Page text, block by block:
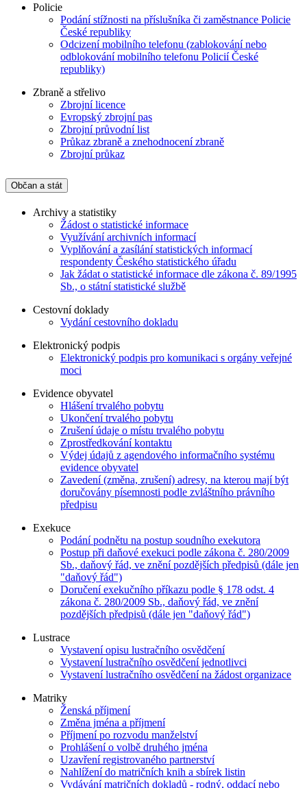
Policie
Podání stížnosti na příslušníka či zaměstnance Policie
České republiky
Odcizení mobilního telefonu (zablokování nebo
odblokování mobilního telefonu Policií České
republiky)
Zbraně a střelivo
Zbrojní licence
Evropský zbrojní pas
Zbrojní průvodní list
Průkaz zbraně a znehodnocení zbraně
Zbrojní průkaz
Občan a stát
Archivy a statistiky
Žádost o statistické informace
Využívání archivních informací
Vyplňování a zasílání statistických informací
respondenty Českého statistického úřadu
Jak žádat o statistické informace dle zákona č. 89/1995
Sb., o státní statistické službě
Cestovní doklady
Vydání cestovního dokladu
Elektronický podpis
Elektronický podpis pro komunikaci s orgány veřejné
moci
Evidence obyvatel
Hlášení trvalého pobytu
Ukončení trvalého pobytu
Zrušení údaje o místu trvalého pobytu
Zprostředkování kontaktu
Výdej údajů z agendového informačního systému
evidence obyvatel
Zavedení (změna, zrušení) adresy, na kterou mají být
doručovány písemnosti podle zvláštního právního
předpisu
Exekuce
Podání podnětu na postup soudního exekutora
Postup při daňové exekuci podle zákona č. 280/2009
Sb., daňový řád, ve znění pozdějších předpisů (dále jen
"daňový řád")
Doručení exekučního příkazu podle § 178 odst. 4
zákona č. 280/2009 Sb., daňový řád, ve znění
pozdějších předpisů (dále jen "daňový řád")
Lustrace
Vystavení opisu lustračního osvědčení
Vystavení lustračního osvědčení jednotlivci
Vystavení lustračního osvědčení na žádost organizace
Matriky
Ženská příjmení
Změna jména a příjmení
Příjmení po rozvodu manželství
Prohlášení o volbě druhého jména
Uzavření registrovaného partnerství
Nahlížení do matričních knih a sbírek listin
Vydávání matričních dokladů - rodný, oddací nebo